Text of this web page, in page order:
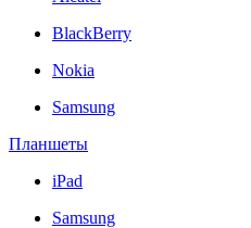
BlackBerry
Nokia
Samsung
Планшеты
iPad
Samsung